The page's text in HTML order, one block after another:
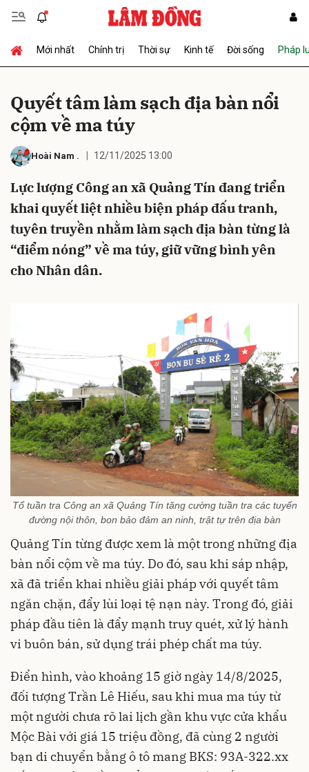
Mới nhất Chính trị Thời sự Kinh tế Đời sống Pháp
Quyết tâm làm sạch địa bàn nổi
cộm về ma túy
Hoài Nam . 12/11/2025 13:00
Lực lượng Công an xã Quảng Tín đang triển
khai quyết liệt nhiều biện pháp đấu tranh,
tuyên truyền nhằm làm sạch địa bàn từng là
“điểm nóng” về ma túy, giữ vững bình yên
cho Nhân dân.
Tổ tuần tra Công an xã Quảng Tín tăng cường tuần tra các tuyến
đường nội thôn, bon bảo đảm an ninh, trật tự trên địa bàn
Quảng Tín từng được xem là một trong những địa
bàn nổi cộm về ma túy. Do đó, sau khi sáp nhập,
xã đã triển khai nhiều giải pháp với quyết tâm
ngăn chặn, đẩy lùi loại tệ nạn này. Trong đó, giải
pháp đầu tiên là đẩy mạnh truy quét, xử lý hành
vi buôn bán, sử dụng trái phép chất ma túy.
Điển hình, vào khoảng 15 giờ ngày 14/8/2025,
đối tượng Trần Lê Hiếu, sau khi mua ma túy từ
một người chưa rõ lai lịch gần khu vực cửa khẩu
Mộc Bài với giá 15 triệu đồng, đã cùng 2 người
bạn di chuyển bằng ô tô mang BKS: 93A-322.xx
Gửi bình luận
Hủy Gửi